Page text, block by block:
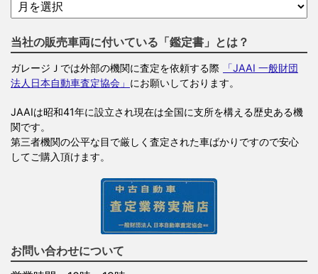
当社の販売車両に付いている「鑑定書」とは？
ガレージＪでは外部の機関に査定を依頼する際
「JAAI 一般財団
法人日本自動車査定協会」 にお願いしております。
JAAIは昭和41年に設立され現在は全国に支所を構える歴史ある機
関です。
第三者機関の公平な目で厳しく査定された車ばかりですので安心
してご購入頂けます。
お問い合わせについて